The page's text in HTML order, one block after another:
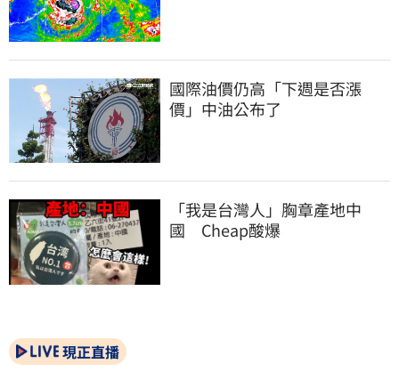
國際油價仍高「下週是否漲
價」中油公布了
「我是台灣人」胸章產地中
國　Cheap酸爆
現正直播